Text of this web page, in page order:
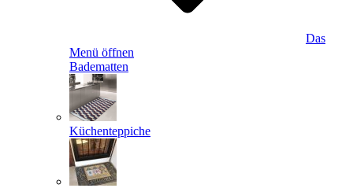
Das
Menü öffnen
Badematten
Küchenteppiche